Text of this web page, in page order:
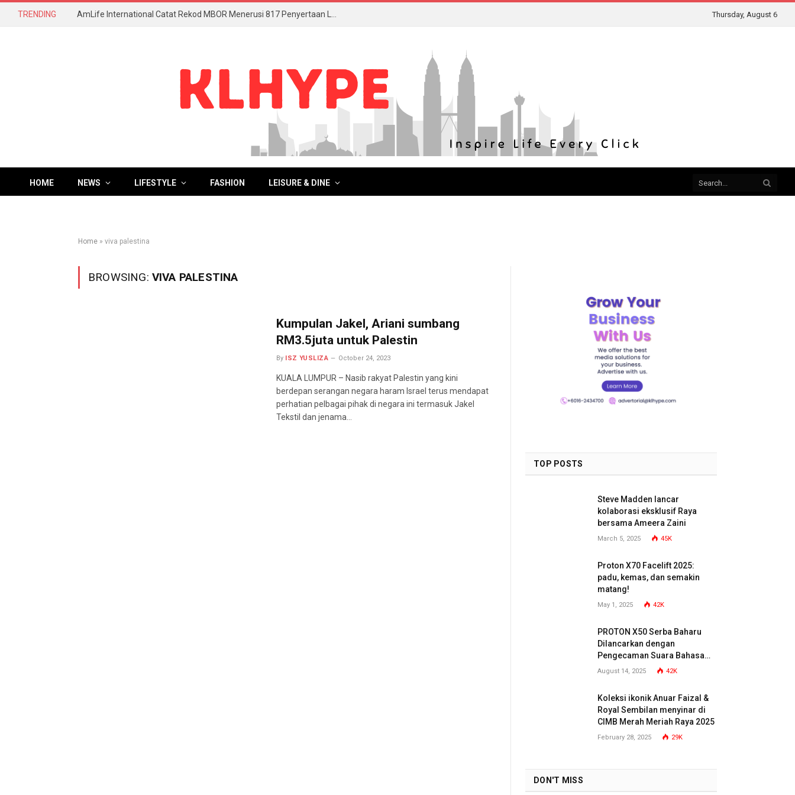
TRENDING Thursday, August 6
HOME NEWS LIFESTYLE FASHION LEISURE & DINE
Home » viva palestina
BROWSING: VIVA PALESTINA
Kumpulan Jakel, Ariani sumbang
RM3.5juta untuk Palestin
By ISZ YUSLIZA October 24, 2023
KUALA LUMPUR – Nasib rakyat Palestin yang kini
berdepan serangan negara haram Israel terus mendapat
perhatian pelbagai pihak di negara ini termasuk Jakel
Tekstil dan jenama…
TOP POSTS
Steve Madden lancar
kolaborasi eksklusif Raya
bersama Ameera Zaini
March 5, 2025 45K
Proton X70 Facelift 2025:
padu, kemas, dan semakin
matang!
May 1, 2025 42K
PROTON X50 Serba Baharu
Dilancarkan dengan
Pengecaman Suara Bahasa
Malaysia
August 14, 2025 42K
Koleksi ikonik Anuar Faizal &
Royal Sembilan menyinar di
CIMB Merah Meriah Raya 2025
February 28, 2025 29K
DON'T MISS